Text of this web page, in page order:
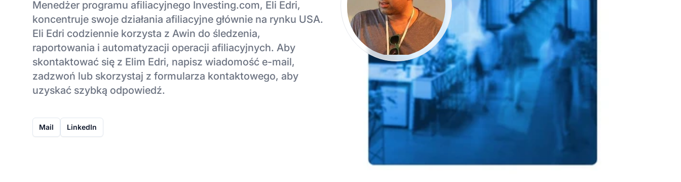
Menedżer programu afiliacyjnego Investing.com, Eli Edri,
koncentruje swoje działania afiliacyjne głównie na rynku USA.
Eli Edri codziennie korzysta z Awin do śledzenia,
raportowania i automatyzacji operacji afiliacyjnych. Aby
skontaktować się z Elim Edri, napisz wiadomość e-mail,
zadzwoń lub skorzystaj z formularza kontaktowego, aby
uzyskać szybką odpowiedź.
Mail LinkedIn